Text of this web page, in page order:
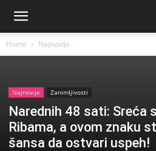
Home Najnovije
Najnovije Zanimljivosti
Narednih 48 sati: Sreća
Ribama, a ovom znaku
šansa da ostvari uspeh!